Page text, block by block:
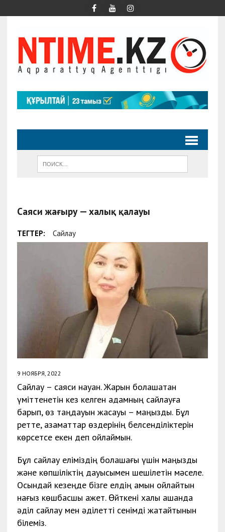
Саяси жаңғыру — халық қалауы
ТЕГТЕР: Сайлау
9 НОЯБРЯ, 2022
Сайлау – саяси науқан. Жарқын болашақтан
үміттенетін кез келген адамның сайлауға
барып, өз таңдауын жасауы – маңызды. Бұл
ретте, азаматтар өздерінің белсенділіктерін
көрсетсе екен деп ойлаймын.
Бұл сайлау еліміздің болашағы үшін маңызды
және көпшіліктің дауысымен шешілетін мәселе.
Осындай кезеңде бізге елдің қамын ойлайтын
нағыз көшбасшы қажет. Өйткені халық қашанда
әділ сайлау мен әділетті сенімді жақтайтынын
білеміз.